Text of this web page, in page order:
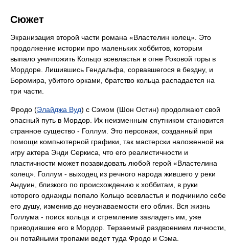
Сюжет
Экранизация второй части романа «Властелин колец». Это
продолжение истории про маленьких хоббитов, которым
выпало уничтожить Кольцо всевластья в огне Роковой горы в
Мордоре. Лишившись Гендальфа, сорвавшегося в бездну, и
Боромира, убитого орками, братство кольца распадается на
три части.
Фродо (Элайджа Вуд) с Сэмом (Шон Остин) продолжают свой
опасный путь в Мордор. Их неизменным спутником становится
странное существо - Голлум. Это персонаж, созданный при
помощи компьютерной графики, так мастерски наложенной на
игру актера Энди Серкиса, что его реалистичности и
пластичности может позавидовать любой герой «Властелина
колец». Голлум - выходец из речного народа жившего у реки
Андуин, близкого по происхождению к хоббитам, в руки
которого однажды попало Кольцо всевластья и подчинило себе
его душу, изменив до неузнаваемости его облик. Вся жизнь
Голлума - поиск кольца и стремление завладеть им, уже
приводившие его в Мордор. Терзаемый раздвоением личности,
он потайными тропами ведет туда Фродо и Сэма.